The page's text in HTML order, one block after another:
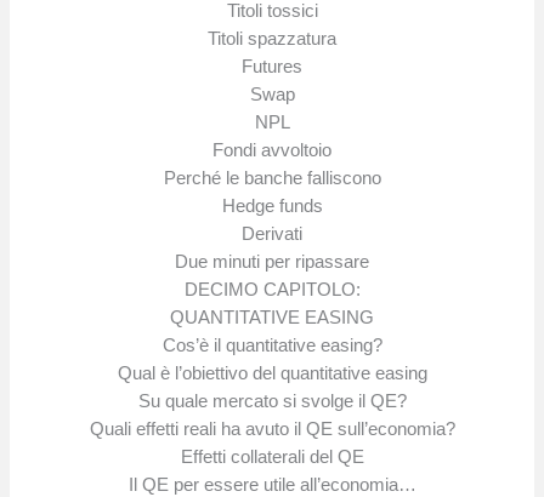
Titoli tossici
Titoli spazzatura
Futures
Swap
NPL
Fondi avvoltoio
Perché le banche falliscono
Hedge funds
Derivati
Due minuti per ripassare
DECIMO CAPITOLO:
QUANTITATIVE EASING
Cos’è il quantitative easing?
Qual è l’obiettivo del quantitative easing
Su quale mercato si svolge il QE?
Quali effetti reali ha avuto il QE sull’economia?
Effetti collaterali del QE
Il QE per essere utile all’economia…